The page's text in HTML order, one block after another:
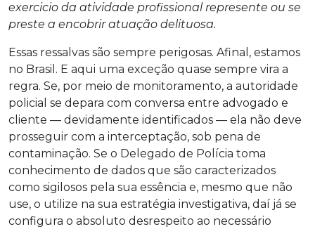
exercicio da atividade profissional represente ou se
preste a encobrir atuação delituosa.
Essas ressalvas são sempre perigosas. Afinal, estamos
no Brasil. E aqui uma exceção quase sempre vira a
regra. Se, por meio de monitoramento, a autoridade
policial se depara com conversa entre advogado e
cliente — devidamente identificados — ela não deve
prosseguir com a interceptação, sob pena de
contaminação. Se o Delegado de Polícia toma
conhecimento de dados que são caracterizados
como sigilosos pela sua essência e, mesmo que não
use, o utilize na sua estratégia investigativa, daí já se
configura o absoluto desrespeito ao necessário